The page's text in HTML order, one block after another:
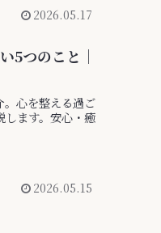
2026.05.17
5つのこと｜
心を整える過ご
します。安心・癒
2026.05.15